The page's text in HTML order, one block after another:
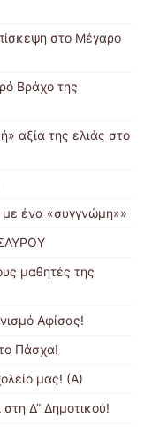
στο Μέγαρο
Βράχο της
αξία της ελιάς στο
με ένα «συγγνώμη»»
μαθητές της
Αφίσας!
Πάσχα!
μας! (Α)
Δ” Δημοτικού!